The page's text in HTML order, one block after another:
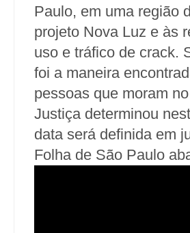
Paulo, em uma região
projeto Nova Luz e às
uso e tráfico de crack.
foi a maneira
pessoas que moram
Justiça determinou
data será definida em
Folha de São Paulo